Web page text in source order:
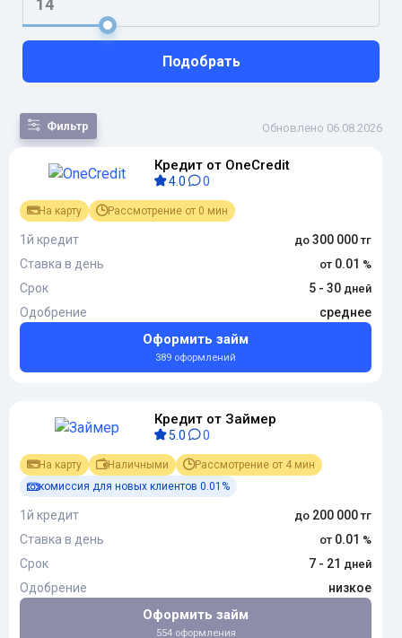
Подобрать
Фильтр
По
По сумме
По сроку
По переплате
Обновлено 06.08.2026
Кредит от OneCredit
4.0 0
На карту Рассмотрение от 0 мин
1й кредит
300 000
Ставка в день
0.01
Срок
5 - 30
Одобрение
среднее
Оформить займ
389 оформлений
Кредит от Займер
5.0 0
На карту Наличными
Рассмотрение от 4 мин
комиссия для новых клиентов 0.01%
1й кредит
200 000
Ставка в день
0.01
Срок
7 - 21
Одобрение
низкое
Оформить займ
554 оформления